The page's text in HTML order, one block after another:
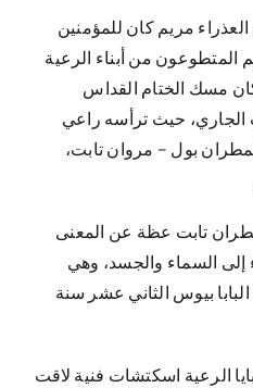
مريم كان للمؤمنين
المتطوعون من أبناء الرعية
مسك الختام القداس
يوم الأحد في 17 آب الجاري، حيث ترأسه راعي
بول – مروان تابت،
تابت عظة عن المعنى
إلى السماء والجسد، وهي
بيوس الثاني عشر سنة
الرعية اسكتشات فنية لاقت